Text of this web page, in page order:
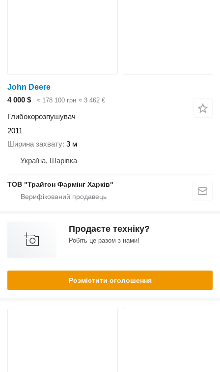
John Deere
4 000 $
≈ 178 100 грн ≈ 3 462 €
Глибокорозпушувач
2011
Ширина захвату 3 м
Україна, Шарівка
ТОВ "Трайгон Фармінг Харків"
Продаєте техніку?
Робіть це разом з нами!
Розмістити оголошення